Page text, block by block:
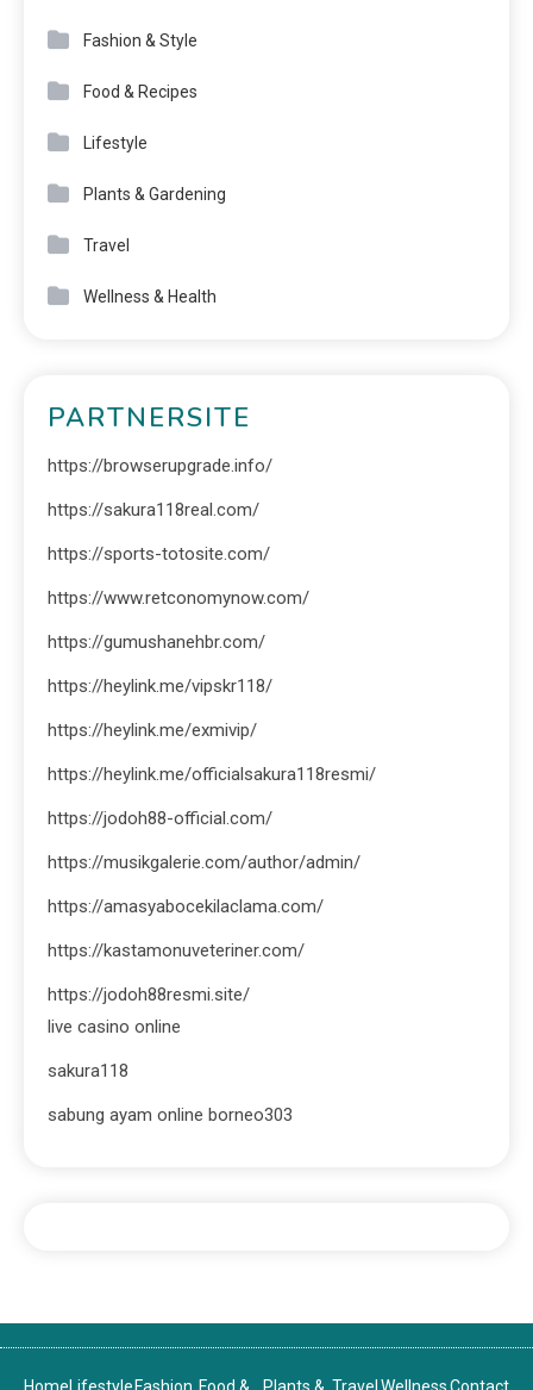
Fashion & Style
Food & Recipes
Lifestyle
Plants & Gardening
Travel
Wellness & Health
PARTNERSITE
https://browserupgrade.info/
https://sakura118real.com/
https://sports-totosite.com/
https://www.retconomynow.com/
https://gumushanehbr.com/
https://heylink.me/vipskr118/
https://heylink.me/exmivip/
https://heylink.me/officialsakura118resmi/
https://jodoh88-official.com/
https://musikgalerie.com/author/admin/
https://amasyabocekilaclama.com/
https://kastamonuveteriner.com/
https://jodoh88resmi.site/
live casino online
sakura118
sabung ayam online borneo303
Home Lifestyle Fashion Food & Plants & Travel WellnessContact